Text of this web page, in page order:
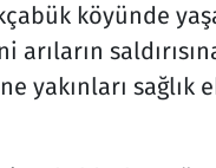
köyünde
arıların
yakınları